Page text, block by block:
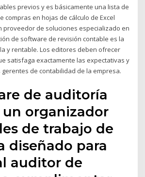
previos y es básicamente una lista de
compras en hojas de cálculo de Excel
proveedor de soluciones especializado en
de software de revisión contable es la
y rentable. Los editores deben ofrecer
satisfaga exactamente las expectativas y
de contabilidad de la empresa.
de auditoría
un organizador
de trabajo de
diseñado para
auditor de